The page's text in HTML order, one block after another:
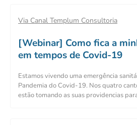
Via Canal Templum Consultoria
[Webinar] Como fica a
em tempos de Covid-19
Estamos vivendo uma emergência
Pandemia do Covid-19. Nos quatro
estão tomando as suas providencias